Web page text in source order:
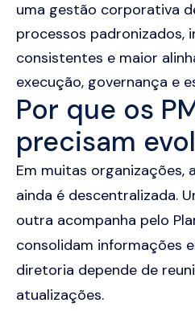
uma gestão corporativa
processos padronizados,
consistentes e maior
execução, governança e
Por que os
precisam
Em muitas organizações,
ainda é descentralizada.
outra acompanha pelo
consolidam informações
diretoria depende de
atualizações.